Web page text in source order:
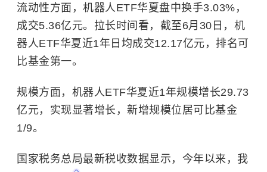
流动性方面，机器人ETF华夏盘中换手3.03%，
成交5.36亿元。拉长时间看，截至6月30日，机
器人ETF华夏近1年日均成交12.17亿元，排名可
比基金第一。
规模方面，机器人ETF华夏近1年规模增长29.73
亿元，实现显著增长，新增规模位居可比基金
1/9。
国家税务总局最新税收数据显示，今年以来，我